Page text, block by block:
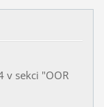
v sekci "OOR